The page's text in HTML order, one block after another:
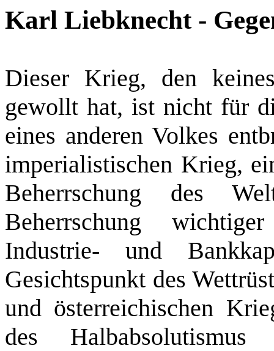
Karl Liebknecht -
Dieser Krieg, den
gewollt hat, ist nicht für
eines anderen Volkes
imperialistischen Krieg,
Beherrschung des
Beherrschung
Industrie‑ und
Gesichtspunkt des
und österreichischen
des